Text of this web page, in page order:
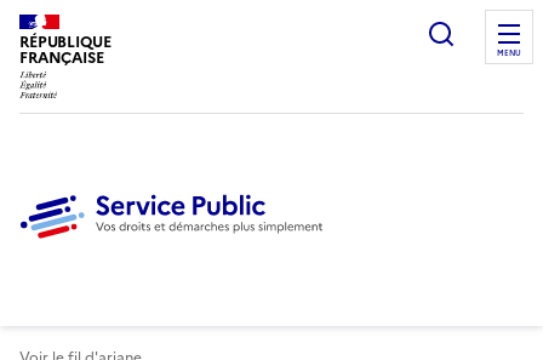
RÉPUBLIQUE
FRANÇAISE
Ouvrir
MENU